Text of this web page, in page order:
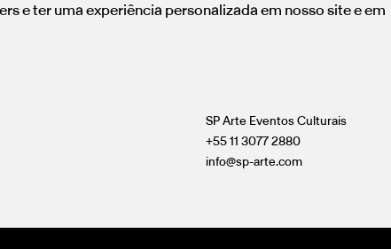
e ter uma experiência personalizada em nosso site e em
SP Arte Eventos Culturais
+55 11 3077 2880
info@sp-arte.com